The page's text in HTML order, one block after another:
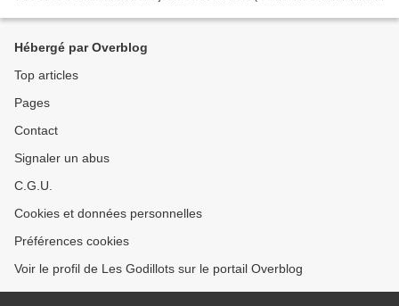
Hébergé par Overblog
Top articles
Pages
Contact
Signaler un abus
C.G.U.
Cookies et données personnelles
Préférences cookies
Voir le profil de Les Godillots sur le portail Overblog